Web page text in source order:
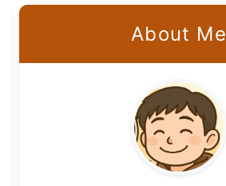
About Me